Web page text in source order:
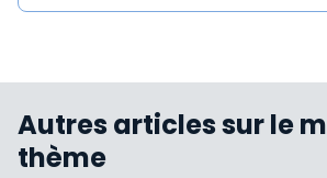
Autres articles sur le
thème